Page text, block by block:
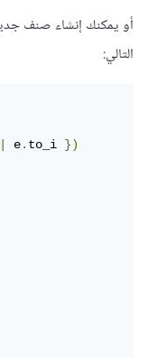
أو يمكنك إنشاء صنف
التالي:
e.to_i })